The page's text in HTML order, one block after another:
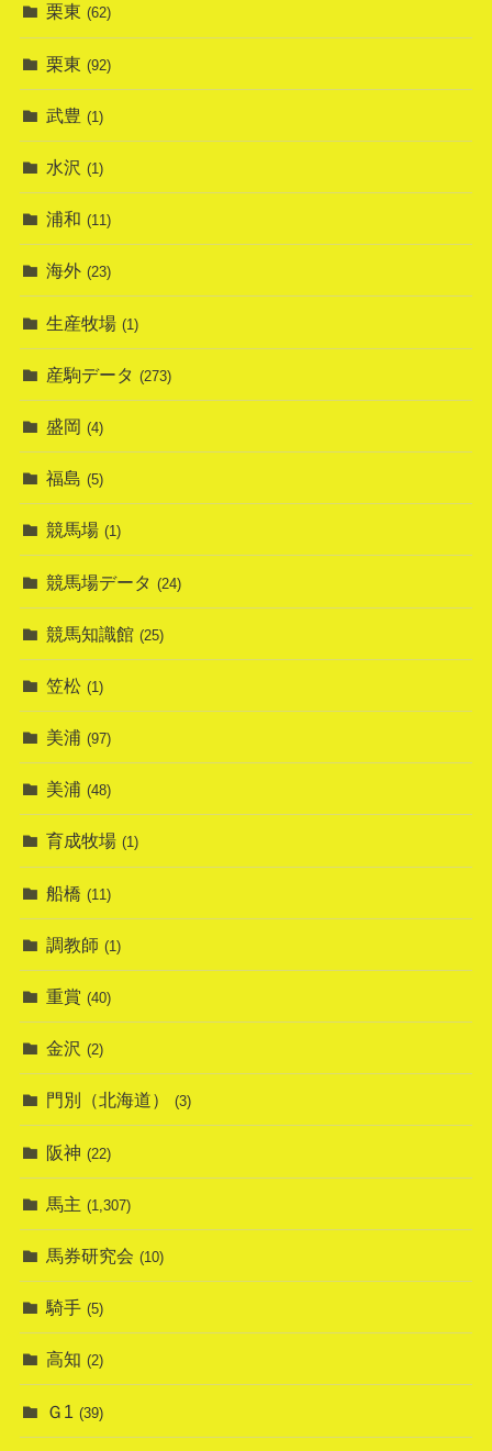
栗東 (62)
栗東 (92)
武豊 (1)
水沢 (1)
浦和 (11)
海外 (23)
生産牧場 (1)
産駒データ (273)
盛岡 (4)
福島 (5)
競馬場 (1)
競馬場データ (24)
競馬知識館 (25)
笠松 (1)
美浦 (97)
美浦 (48)
育成牧場 (1)
船橋 (11)
調教師 (1)
重賞 (40)
金沢 (2)
門別（北海道） (3)
阪神 (22)
馬主 (1,307)
馬券研究会 (10)
騎手 (5)
高知 (2)
Ｇ1 (39)